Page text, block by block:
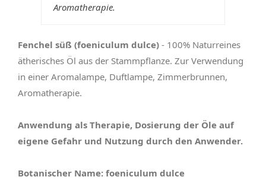
Aromatherapie.
Fenchel süß (foeniculum dulce) - 100% Naturreines
ätherisches Öl aus der Stammpflanze. Zur Verwendung
in einer Aromalampe, Duftlampe, Zimmerbrunnen,
Aromatherapie.
Anwendung als Therapie, Dosierung der Öle auf
eigene Gefahr und Nutzung durch den Anwender.
Botanischer Name: foeniculum dulce